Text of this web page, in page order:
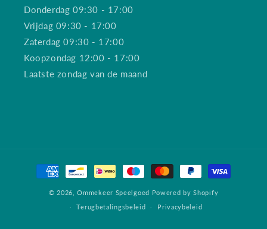
Donderdag 09:30 - 17:00
Vrijdag 09:30 - 17:00
Zaterdag 09:30 - 17:00
Koopzondag 12:00 - 17:00
Laatste zondag van de maand
Betaalmethoden
© 2026,Ommekeer Speelgoed Powered by Shopify
Terugbetalingsbeleid
Privacybeleid